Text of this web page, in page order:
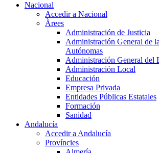
Nacional
Accedir a Nacional
Àrees
Administración de Justicia
Administración General de
Autónomas
Administración General del
Administración Local
Educación
Empresa Privada
Entidades Públicas Estatales
Formación
Sanidad
Andalucía
Accedir a Andalucía
Províncies